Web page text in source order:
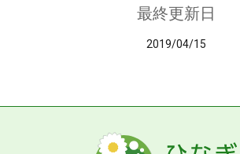
最終更新日
2019/04/15